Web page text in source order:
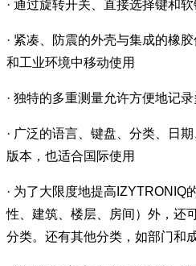
· 通过旋转开关、直接选择键和
· 紧凑、防震的外壳与集成的橡
和工业环境中移动使用
· 独特的多重测量允许方便地记
· 广泛的语言、键盘、分类、日
版本，也适合国际使用
· 为了大限度地提高IZYTRONIQ
性、建筑、楼层、房间）外，还
分类。还有其他分类，如部门和